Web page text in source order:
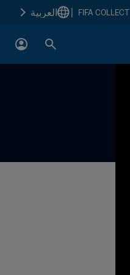
FIFA COLLECT العربية